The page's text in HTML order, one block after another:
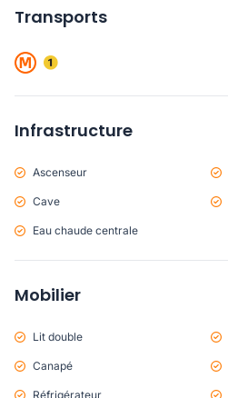
Transports
Infrastructure
Ascenseur
Cave
Eau chaude centrale
Mobilier
Lit double
Canapé
Réfrigérateur